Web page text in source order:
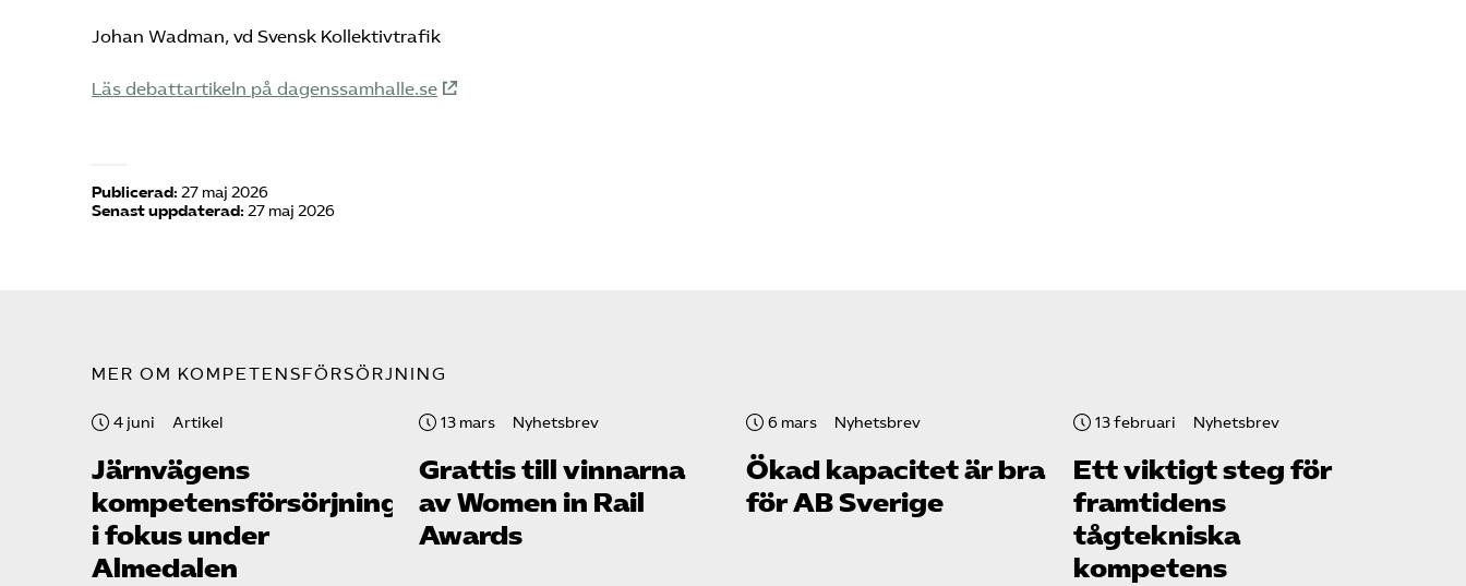
Johan Wadman, vd Svensk Kollektivtrafik
Läs debattartikeln på dagenssamhalle.se
Publicerad: 27 maj 2026
Senast uppdaterad: 27 maj 2026
MER OM KOMPETENSFÖRSÖRJNING
4 juni Artikel
Järnvägens
kompetensförsörjning
i fokus under
Almedalen
13 mars Nyhetsbrev
Grattis till vinnarna
av Women in Rail
Awards
6 mars Nyhetsbrev
Ökad kapacitet är bra
för AB Sverige
13 februari Nyhetsbrev
Ett viktigt steg för
framtidens
tågtekniska
kompetens